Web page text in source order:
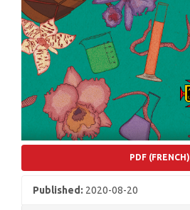
PDF (FRENCH)
Published: 2020-08-20